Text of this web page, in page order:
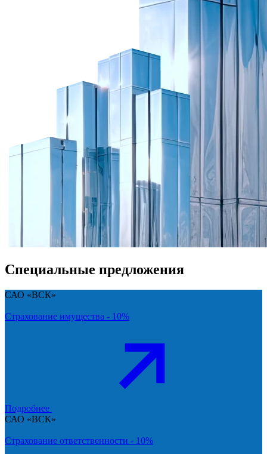
Специальные предложения
САО «ВСК»
Страхование имущества - 10%
Подробнее
САО «ВСК»
Страхование ответственности - 10%